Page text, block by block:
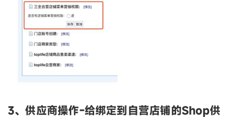
3、 供应商操作-给绑定到自营店铺的Shop供